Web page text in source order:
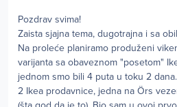
Pozdrav svima!
Zaista sjajna tema, dugotrajna i sa
Na proleće planiramo produženi
varijanta sa obaveznom "posetom"
jednom smo bili 4 puta u toku 2
2 Ikea prodavnice, jedna na Örs